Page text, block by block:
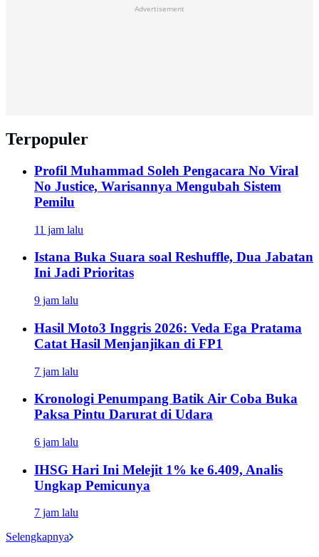
Advertisement
Terpopuler
Profil Muhammad Soleh Pengacara No Viral
No Justice, Warisannya Mengubah Sistem
Pemilu
11 jam lalu
Istana Buka Suara soal Reshuffle, Dua Jabatan
Ini Jadi Prioritas
9 jam lalu
Hasil Moto3 Inggris 2026: Veda Ega Pratama
Catat Hasil Menjanjikan di FP1
7 jam lalu
Kronologi Penumpang Batik Air Coba Buka
Paksa Pintu Darurat di Udara
6 jam lalu
IHSG Hari Ini Melejit 1% ke 6.409, Analis
Ungkap Pemicunya
7 jam lalu
Selengkapnya